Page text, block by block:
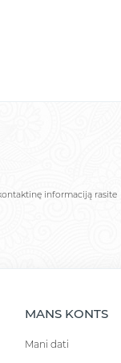
informaciją rasite
MANS KONTS
Mani dati